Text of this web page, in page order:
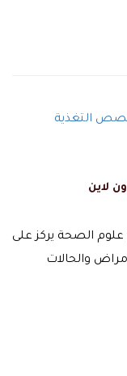
لاين
الصحة يركز على
والحالات